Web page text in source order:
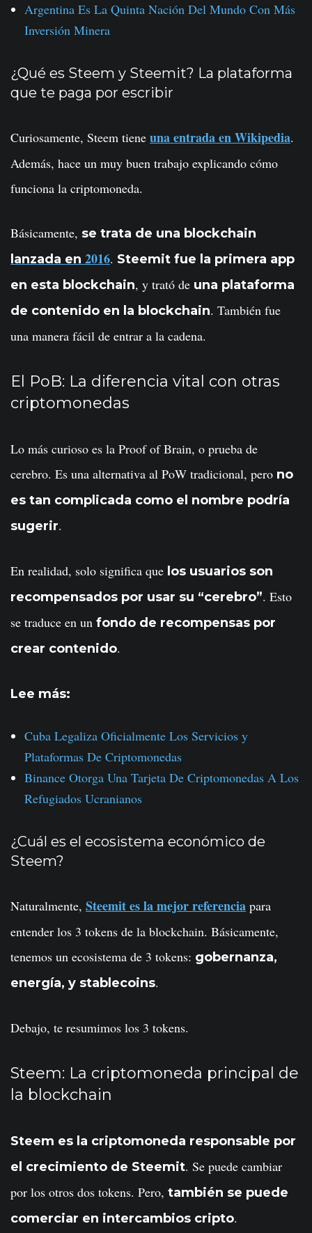
Argentina Es La Quinta Nación Del Mundo Con Más
Inversión Minera
¿Qué es Steem y Steemit? La plataforma
que te paga por escribir
Curiosamente, Steem tiene una entrada en Wikipedia.
Además, hace un muy buen trabajo explicando cómo
funciona la criptomoneda.
Básicamente, se trata de una blockchain
lanzada en 2016. Steemit fue la primera app
en esta blockchain, y trató de una plataforma
de contenido en la blockchain. También fue
una manera fácil de entrar a la cadena.
El PoB: La diferencia vital con otras
criptomonedas
Lo más curioso es la Proof of Brain, o prueba de
cerebro. Es una alternativa al PoW tradicional, pero no
es tan complicada como el nombre podría
sugerir.
En realidad, solo significa que los usuarios son
recompensados por usar su “cerebro”. Esto
se traduce en un fondo de recompensas por
crear contenido.
Lee más:
Cuba Legaliza Oficialmente Los Servicios y
Plataformas De Criptomonedas
Binance Otorga Una Tarjeta De Criptomonedas A Los
Refugiados Ucranianos
¿Cuál es el ecosistema económico de
Steem?
Naturalmente, Steemit es la mejor referencia para
entender los 3 tokens de la blockchain. Básicamente,
tenemos un ecosistema de 3 tokens: gobernanza,
energía, y stablecoins.
Debajo, te resumimos los 3 tokens.
Steem: La criptomoneda principal de
la blockchain
Steem es la criptomoneda responsable por
el crecimiento de Steemit. Se puede cambiar
por los otros dos tokens. Pero, también se puede
comerciar en intercambios cripto.